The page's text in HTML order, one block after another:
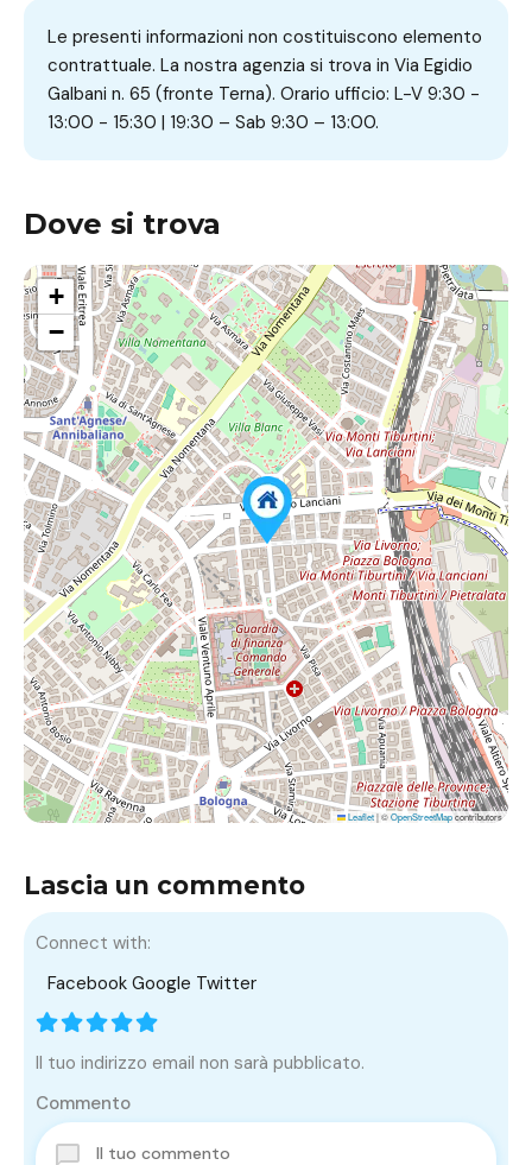
Le presenti informazioni non costituiscono elemento
contrattuale. La nostra agenzia si trova in Via Egidio
Galbani n. 65 (fronte Terna). Orario ufficio: L-V 9:30 -
13:00 - 15:30 | 19:30 – Sab 9:30 – 13:00.
Dove si trova
+
−
Leaflet|©OpenStreetMapcontributors
Lascia un commento
Connect with:
Facebook Google Twitter
Il tuo indirizzo email non sarà pubblicato.
Commento